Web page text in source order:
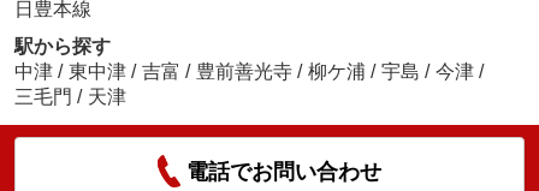
日豊本線
駅から探す
中津 / 東中津 / 吉富 / 豊前善光寺 / 柳ケ浦 / 宇島 / 今津 /
三毛門 / 天津
電話でお問い合わせ